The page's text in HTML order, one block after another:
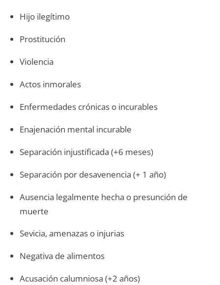
Hijo ilegítimo
Prostitución
Violencia
Actos inmorales
Enfermedades crónicas o incurables
Enajenación mental incurable
Separación injustificada (+6 meses)
Separación por desavenencia (+ 1 año)
Ausencia legalmente hecha o presunción de
muerte
Sevicia, amenazas o injurias
Negativa de alimentos
Acusación calumniosa (+2 años)